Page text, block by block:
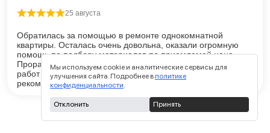
Оценка5из 5
25 августа
Обратилась за помощью в ремонте однокомнатной
квартиры. Осталась очень довольна, оказали огромную
помощь по подбору материалов по приемлемой цене.
Прораб очень ответственный и надежный человек. Цена
работ меня устроили и результат на высоком уровне. Всем
рекомендую.
Мы используем cookie и аналитические сервисы для
улучшения сайта. Подробнее вполитике
конфиденциальности.
Отклонить Принять